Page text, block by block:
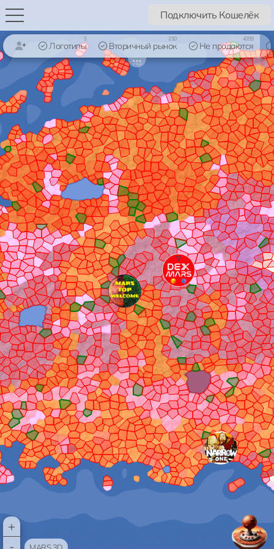
Подключить Кошелёк
Логотипы
5
Вторичный рынок
210
Не продаются
4393
+